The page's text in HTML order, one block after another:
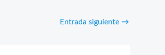
Entrada siguiente →